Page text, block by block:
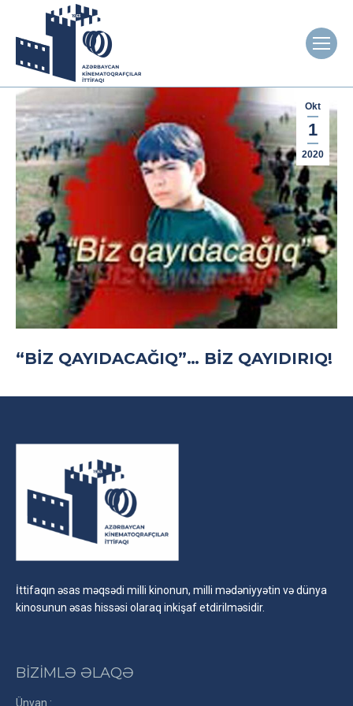
Okt
1
2020
“BIZ QAYIDACAĞIQ”… BIZ QAYIDIRIQ!
İttifaqın əsas məqsədi milli kinonun, milli mədəniyyətin və dünya
kinosunun əsas hissəsi olaraq inkişaf etdirilməsidir.
BİZİMLƏ ƏLAQƏ
Ünvan :